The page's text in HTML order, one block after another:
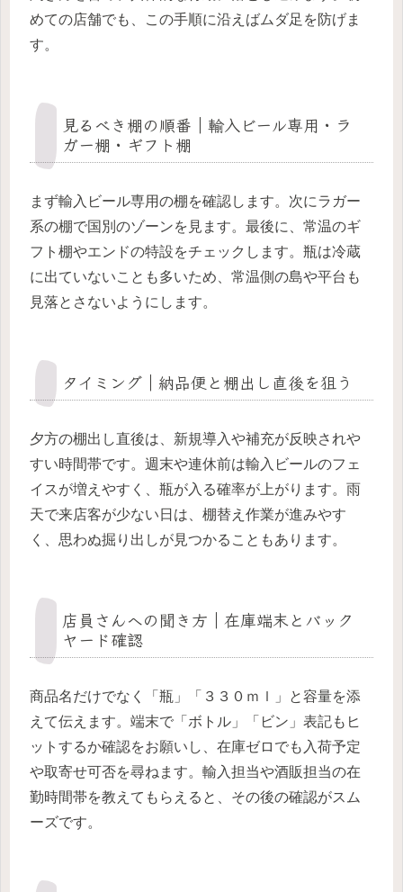
めての店舗でも、この手順に沿えばムダ足を防げま
す。
見るべき棚の順番｜輸入ビール専用・ラ
ガー棚・ギフト棚
まず輸入ビール専用の棚を確認します。次にラガー
系の棚で国別のゾーンを見ます。最後に、常温のギ
フト棚やエンドの特設をチェックします。瓶は冷蔵
に出ていないことも多いため、常温側の島や平台も
見落とさないようにします。
タイミング｜納品便と棚出し直後を狙う
夕方の棚出し直後は、新規導入や補充が反映されや
すい時間帯です。週末や連休前は輸入ビールのフェ
イスが増えやすく、瓶が入る確率が上がります。雨
天で来店客が少ない日は、棚替え作業が進みやす
く、思わぬ掘り出しが見つかることもあります。
店員さんへの聞き方｜在庫端末とバック
ヤード確認
商品名だけでなく「瓶」「３３０ｍｌ」と容量を添
えて伝えます。端末で「ボトル」「ビン」表記もヒ
ットするか確認をお願いし、在庫ゼロでも入荷予定
や取寄せ可否を尋ねます。輸入担当や酒販担当の在
勤時間帯を教えてもらえると、その後の確認がスム
ーズです。